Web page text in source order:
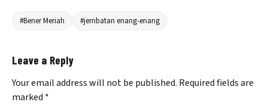
#Bener Meriah #jembatan enang-enang
Leave a Reply
Your email address will not be published. Required fields are
marked *